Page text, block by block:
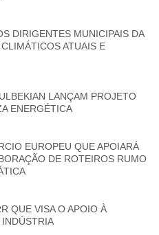
DIRIGENTES MUNICIPAIS DA
ATUAIS E
LANÇAM PROJETO
ENERGÉTICA
EUROPEU QUE APOIARÁ
DE ROTEIROS RUMO
QUE VISA O APOIO À